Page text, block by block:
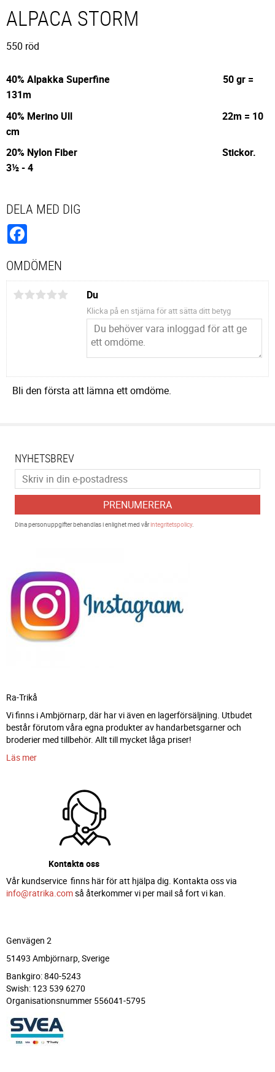
ALPACA STORM
550 röd
40% Alpakka Superfine 50 gr =
131m
40% Merino Ull 22m = 10
cm
20% Nylon Fiber Stickor.
3½ - 4
DELA MED DIG
OMDÖMEN
Du
Klicka på en stjärna för att sätta ditt betyg
Bli den första att lämna ett omdöme.
NYHETSBREV
PRENUMERERA
Dina personuppgifter behandlas i enlighet med vårintegritetspolicy.
Ra-Trikå
Vi finns i Ambjörnarp, där har vi även en lagerförsäljning. Utbudet
består förutom våra egna produkter av handarbetsgarner och
broderier med tillbehör. Allt till mycket låga priser!
Läs mer
Kontakta oss
Vår kundservice finns här för att hjälpa dig. Kontakta oss via
info@ratrika.comså återkommer vi per mail så fort vi kan.
Genvägen 2
51493 Ambjörnarp, Sverige
Bankgiro: 840-5243
Swish: 123 539 6270
Organisationsnummer 556041-5795